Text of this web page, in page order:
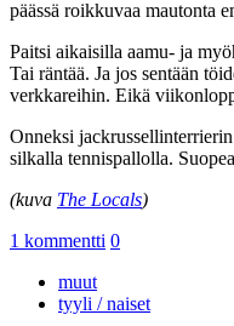
päässä roikkuvaa mautonta
Paitsi aikaisilla aamu- ja
Tai räntää. Ja jos sentään
verkkareihin. Eikä
Onneksi
silkalla tennispallolla.
(kuva The Locals)
1 kommentti 0
muut
tyyli / naiset